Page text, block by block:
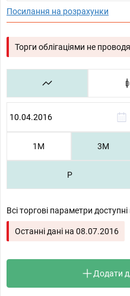
Посилання на розрахунки
Торги облігаціями не
1М 3М
P
Всі торгові параметри
Останні дані на 08.07.2016
Додати